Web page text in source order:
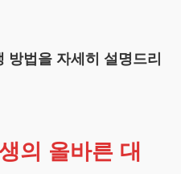
방법을 자세히 설명드리
의 올바른 대